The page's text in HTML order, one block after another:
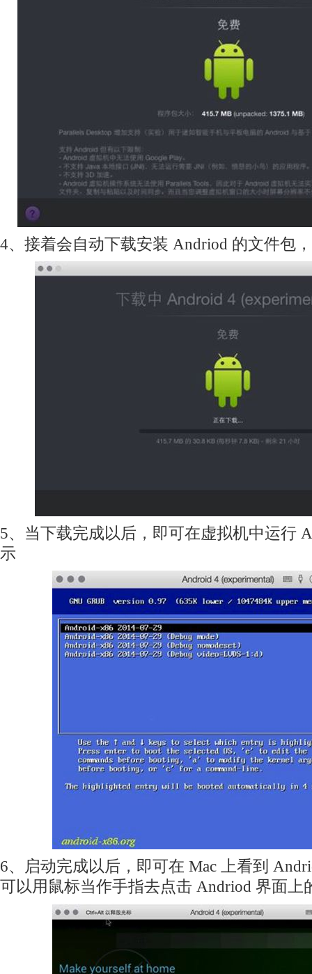
4、接着会自动下载安装 Andriod 的文件包
5、当下载完成以后，即可在虚拟机中运行
示
6、启动完成以后，即可在 Mac 上看到
可以用鼠标当作手指去点击 Andriod 界面上